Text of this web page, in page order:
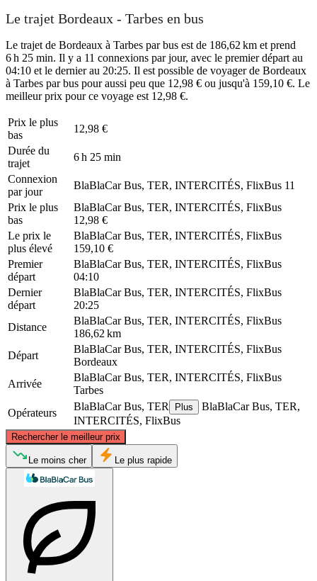
Le trajet Bordeaux - Tarbes en bus
Le trajet de Bordeaux à Tarbes par bus est de 186,62 km et prend
6 h 25 min. Il y a 11 connexions par jour, avec le premier départ au
04:10 et le dernier au 20:25. Il est possible de voyager de Bordeaux
à Tarbes par bus pour aussi peu que 12,98 € ou jusqu'à 159,10 €. Le
meilleur prix pour ce voyage est 12,98 €.
Prix ​​le plus
bas
12,98 €
Durée du
trajet
6 h 25 min
Connexion
par jour
BlaBlaCar Bus, TER, INTERCITÉS, FlixBus 11
Prix ​​le plus
bas
BlaBlaCar Bus, TER, INTERCITÉS, FlixBus
12,98 €
Le prix le
plus élevé
BlaBlaCar Bus, TER, INTERCITÉS, FlixBus
159,10 €
Premier
départ
BlaBlaCar Bus, TER, INTERCITÉS, FlixBus
04:10
Dernier
départ
BlaBlaCar Bus, TER, INTERCITÉS, FlixBus
20:25
Distance
BlaBlaCar Bus, TER, INTERCITÉS, FlixBus
186,62 km
Départ
BlaBlaCar Bus, TER, INTERCITÉS, FlixBus
Bordeaux
Arrivée
BlaBlaCar Bus, TER, INTERCITÉS, FlixBus
Tarbes
Opérateurs
BlaBlaCar Bus, TER Plus
BlaBlaCar Bus, TER,
INTERCITÉS, FlixBus
Rechercher le meilleur prix
Bordeaux
©CARTO
Le moins cher Le plus rapide